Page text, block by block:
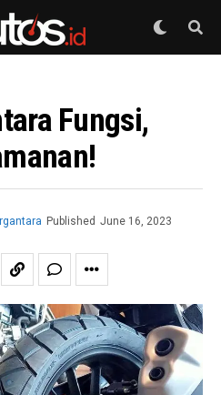
Fungsi,
Published June 16, 2023